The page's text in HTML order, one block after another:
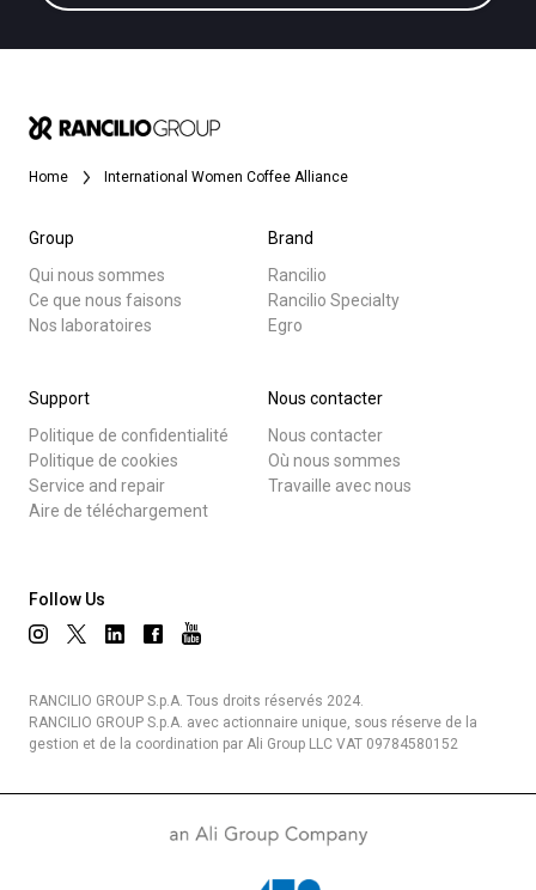
Home International Women Coffee Alliance
Group
Qui nous sommes
Ce que nous faisons
Nos laboratoires
Brand
Rancilio
Rancilio Specialty
Egro
Support
Politique de confidentialité
Politique de cookies
Service and repair
Aire de téléchargement
Nous contacter
Nous contacter
Où nous sommes
Travaille avec nous
Follow Us
RANCILIO GROUP S.p.A. Tous droits réservés 2024.
RANCILIO GROUP S.p.A. avec actionnaire unique, sous réserve de la
gestion et de la coordination par Ali Group LLC VAT 09784580152
Nouvelles